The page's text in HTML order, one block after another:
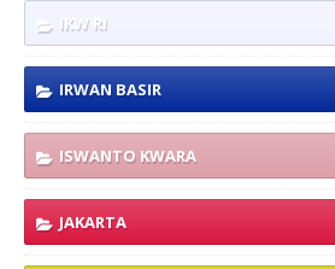
IKW RI
IRWAN BASIR
ISWANTO KWARA
JAKARTA